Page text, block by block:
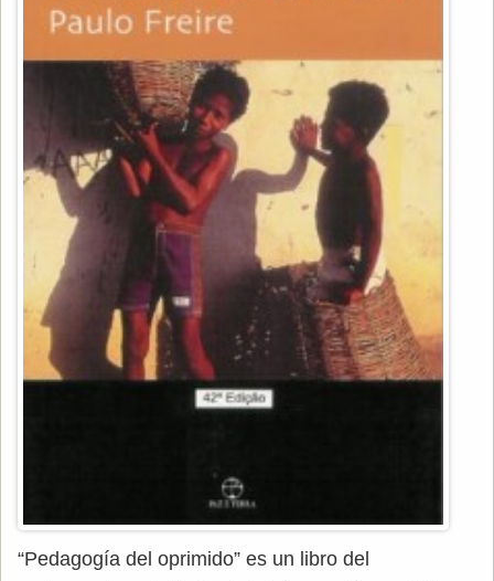
“Pedagogía del oprimido” es un libro del